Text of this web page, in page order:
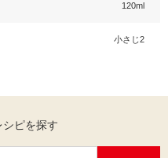
120ml
小さじ2
ピを探す